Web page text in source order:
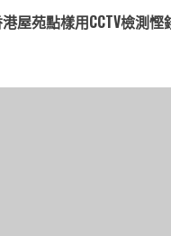
屋苑點樣用CCTV檢測慳